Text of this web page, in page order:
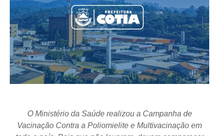
O Ministério da Saúde realizou a Campanha de
Vacinação Contra a Poliomielite e Multivacinação em